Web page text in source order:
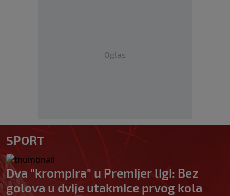
Oglas
SPORT
Dva "krompira" u Premijer ligi: Bez
golova u dvije utakmice prvog kola